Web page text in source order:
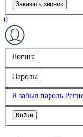
Заказать звонок
0
Логин:
Пароль:
Я забыл пароль